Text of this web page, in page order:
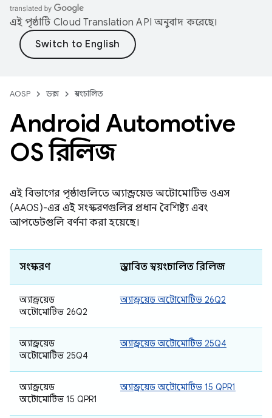
এই পৃষ্ঠাটি Cloud Translation API অনুবাদ করেছে।
AOSP ডক্স স্বয়ংচালিত
Android Automotive
OS রিলিজ
এই বিভাগের পৃষ্ঠাগুলিতে অ্যান্ড্রয়েড অটোমোটিভ ওএস
(AAOS)-এর এই সংস্করণগুলির প্রধান বৈশিষ্ট্য এবং
আপডেটগুলি বর্ণনা করা হয়েছে।
সংস্করণ প্রস্তাবিত স্বয়ংচালিত রিলিজ
অ্যান্ড্রয়েড
অটোমোটিভ 26Q2
অ্যান্ড্রয়েড অটোমোটিভ 26Q2
অ্যান্ড্রয়েড
অটোমোটিভ 25Q4
অ্যান্ড্রয়েড অটোমোটিভ 25Q4
অ্যান্ড্রয়েড
অটোমোটিভ 15 QPR1
অ্যান্ড্রয়েড অটোমোটিভ 15 QPR1